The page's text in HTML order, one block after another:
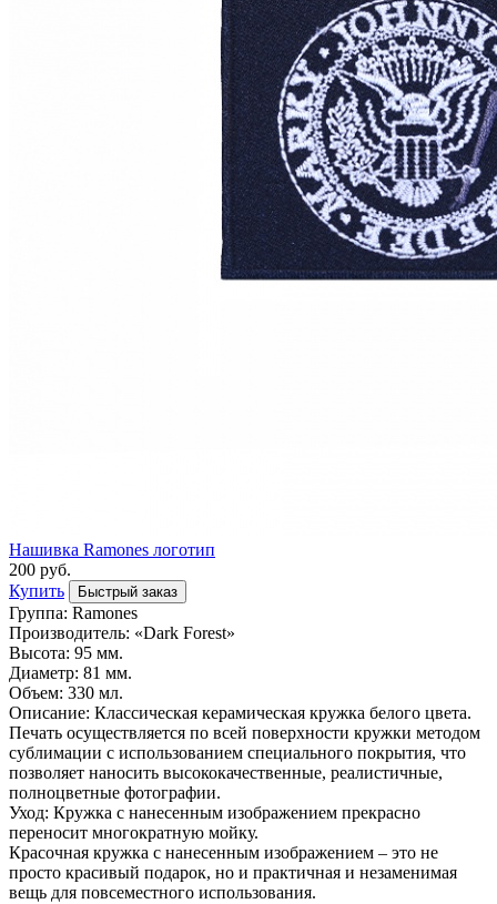
Нашивка Ramones логотип
200 руб.
Купить
Быстрый заказ
Группа: Ramones
Производитель: «Dark Forest»
Высота: 95 мм.
Диаметр: 81 мм.
Объем: 330 мл.
Описание: Классическая керамическая кружка белого цвета.
Печать осуществляется по всей поверхности кружки методом
сублимации с использованием специального покрытия, что
позволяет наносить высококачественные, реалистичные,
полноцветные фотографии.
Уход: Кружка с нанесенным изображением прекрасно
переносит многократную мойку.
Красочная кружка с нанесенным изображением – это не
просто красивый подарок, но и практичная и незаменимая
вещь для повсеместного использования.